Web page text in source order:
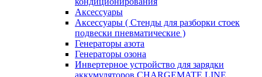
Аксессуары
Аксессуары ( Стенды для разборки стоек
подвески пневматические )
Генераторы азота
Генераторы озона
Инвертерное устройство для зарядки
аккумуляторов CHARGEMATE LINE